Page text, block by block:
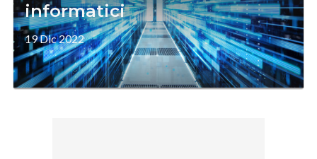
informatici
19 Dic 2022